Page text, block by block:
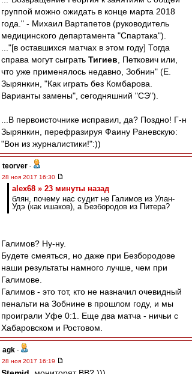
группой можно ожидать в конце марта 2018
года." - Михаил Вартапетов (руководитель
медицинского департамента "Спартака").
..."[в оставшихся матчах в этом году] Тогда
справа могут сыграть Тигиев , Петкович или,
что уже применялось недавно, Зобнин" (Е.
Зырянкин, "Как играть без Комбарова.
Варианты замены", сегодняшний "СЭ").
...В первоисточнике исправил, да? Поздно! Г-н
Зырянкин, перефразируя Фаину Раневскую:
"Вон из журналистики!":))
teorver -
28 ноя 2017 16:30
alex68 » 23 минуты назад
блян, почему нас судит не Галимов из Улан-
Удэ (как ишаков), а Безбородов из Питера?
Галимов? Ну-ну.
Будете смеяться, но даже при Безбородове
наши результаты намного лучше, чем при
Галимове.
Галимов - это тот, кто не назначил очевидный
пенальти на Зобнине в прошлом году, и мы
проиграли Уфе 0:1. Еще два матча - ничьи с
Хабаровском и Ростовом.
agk -
28 ноя 2017 16:19